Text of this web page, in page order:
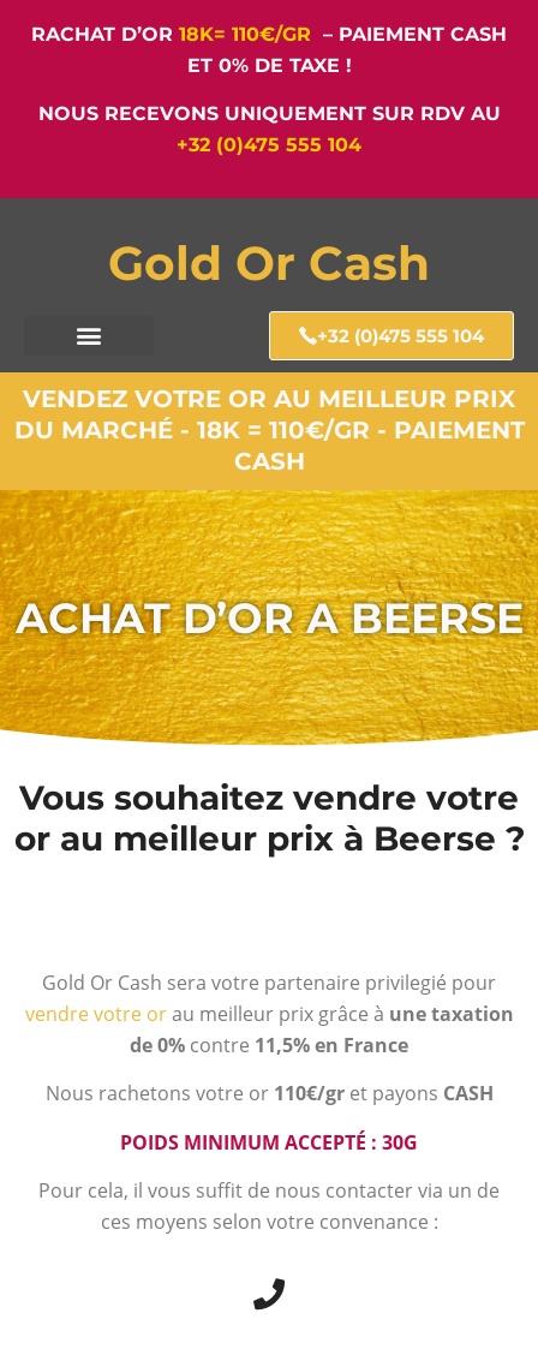
RACHAT D’OR 18K= 110€/GR – PAIEMENT CASH
ET 0% DE TAXE !
NOUS RECEVONS UNIQUEMENT SUR RDV AU
+32 (0)475 555 104
Gold Or Cash
+32 (0)475 555 104
VENDEZ VOTRE OR AU MEILLEUR PRIX
DU MARCHÉ - 18K = 110€/GR - PAIEMENT
CASH
ACHAT D’OR A BEERSE
Vous souhaitez vendre votre
or au meilleur prix à Beerse ?
Gold Or Cash sera votre partenaire privilegié pour
vendre votre orau meilleur prix grâce à une taxation
de 0% contre 11,5% en France
Nous rachetons votre or 110€/gr et payons CASH
POIDS MINIMUM ACCEPTÉ : 30G
Pour cela, il vous suffit de nous contacter via un de
ces moyens selon votre convenance :